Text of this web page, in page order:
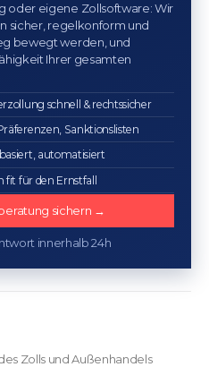
oder eigene Zollsoftware: Wir
sicher, regelkonform und
bewegt werden, und
Ihrer gesamten
schnell & rechtssicher
Sanktionslisten
automatisiert
fit für den Ernstfall
sichern →
innerhalb 24h
Zolls und Außenhandels